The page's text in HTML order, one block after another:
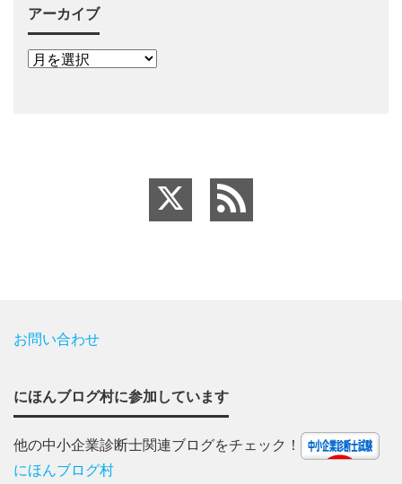
アーカイブ
お問い合わせ
にほんブログ村に参加しています
他の中小企業診断士関連ブログをチェック！
にほんブログ村